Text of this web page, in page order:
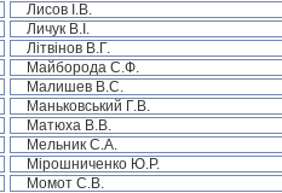
Лисов І.В.
Личук В.І.
Літвінов В.Г.
Майборода С.Ф.
Малишев В.С.
Маньковський Г.В.
Матюха В.В.
Мельник С.А.
Мірошниченко Ю.Р.
Момот С.В.